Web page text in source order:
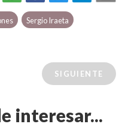
Sergio Iraeta
SIGUIENTE
interesar...